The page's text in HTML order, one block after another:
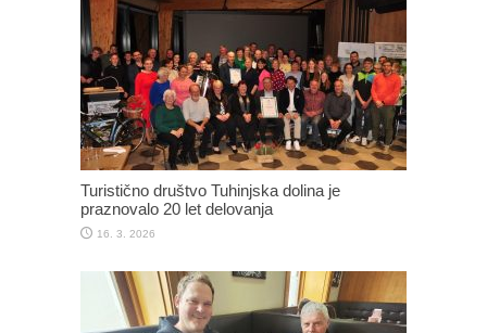
Turistično društvo Tuhinjska dolina je
praznovalo 20 let delovanja
16. 3. 2026